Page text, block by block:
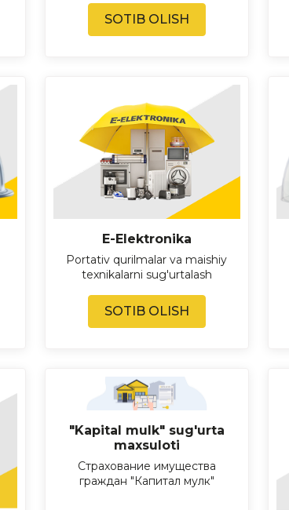
SOTIB OLISH
E-Elektronika
Portativ qurilmalar va maishiy
texnikalarni sug'urtalash
SOTIB OLISH
"Kapital mulk" sug'urta
maxsuloti
Страхование имущества
граждан "Капитал мулк"